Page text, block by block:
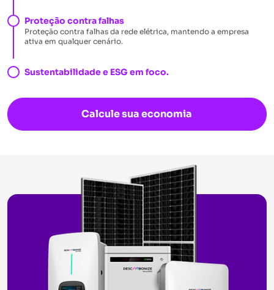
Proteção contra falhas
Proteção contra falhas da rede elétrica, mantendo a empresa
ativa em qualquer cenário.
Sustentabilidade e ESG em foco.
Calcule sua economia